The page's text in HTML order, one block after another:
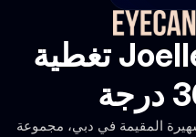
Joelle Eye Candy تغطية
المقيمة في دبي، مجموعة